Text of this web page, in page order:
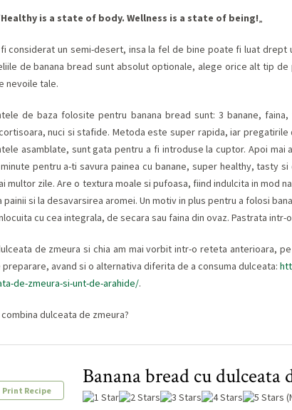
Healthy is a state of body. Wellness is a state of being!„
considerat un semi-desert, insa la fel de bine poate fi luat drept
de banana bread sunt absolut optionale, alege orice alt tip
nevoile tale.
de baza folosite pentru banana bread sunt: 3 banane,
nuci si stafide. Metoda este super rapida, iar pregatirile
asamblate, sunt gata pentru a fi introduse la cuptor. Apoi
pentru a-ti savura painea cu banane, super healthy, tasty
multor zile. Are o textura moale si pufoasa, fiind indulcita in mod
painii si la desavarsirea aromei. Un motiv in plus pentru a folosi
cu cea integrala, de secara sau faina din ovaz. Pastrata
de zmeura si chia am mai vorbit intr-o reteta anterioara,
preparare, avand si o alternativa diferita de a consuma dulceata:
de-zmeura-si-unt-de-arahide/.
combina dulceata de zmeura?
Print Recipe
Banana bread cu